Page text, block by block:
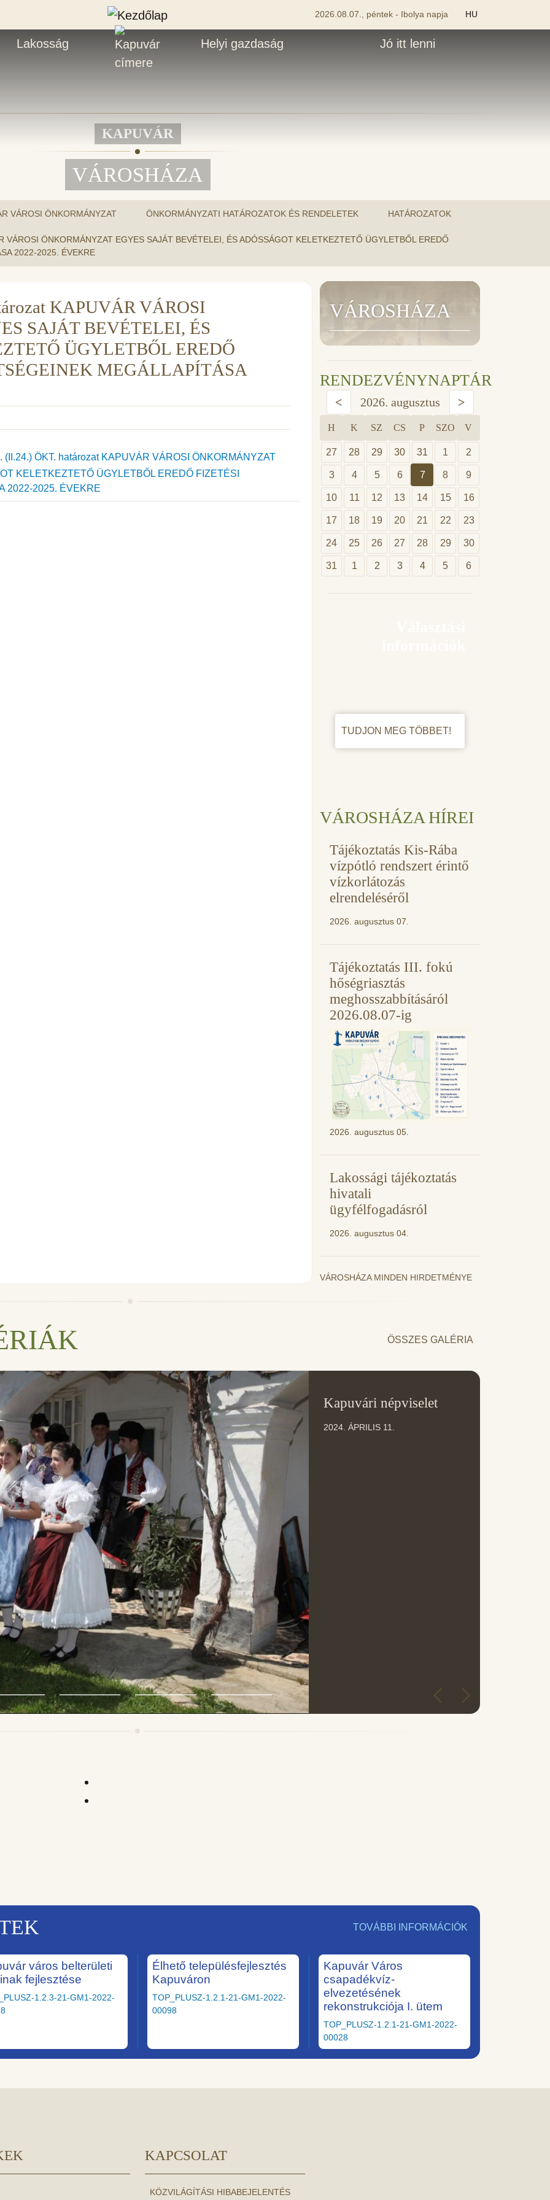
2026.08.07., péntek - Ibolya napja HU
Lakosság Helyi gazdaság Jó itt lenni
KAPUVÁR
VÁROSHÁZA
VÁROSI ÖNKORMÁNYZAT ÖNKORMÁNYZATI HATÁROZATOK ÉS RENDELETEK
HATÁROZATOK
VÁROSI ÖNKORMÁNYZAT EGYES SAJÁT BEVÉTELEI, ÉS ADÓSSÁGOT KELETKEZTETŐ ÜGYLETBŐL EREDŐ
2022-2025. ÉVEKRE
KAPUVÁR VÁROSI
SAJÁT BEVÉTELEI, ÉS
ÜGYLETBŐL EREDŐ
MEGÁLLAPÍTÁSA
(II.24.) ÖKT. határozat KAPUVÁR VÁROSI ÖNKORMÁNYZAT
KELETKEZTETŐ ÜGYLETBŐL EREDŐ FIZETÉSI
2022-2025. ÉVEKRE
VÁROSHÁZA
RENDEZVÉNYNAPTÁR
< 2026. augusztus >
H K SZ CS P SZO V
27 28 29 30 31 1 2
3 4 5 6 7 8 9
10 11 12 13 14 15 16
17 18 19 20 21 22 23
24 25 26 27 28 29 30
31 1 2 3 4 5 6
TUDJON MEG TÖBBET!
VÁROSHÁZA HÍREI
Tájékoztatás Kis-Rába
vízpótló rendszert érintő
vízkorlátozás
elrendeléséről
2026. augusztus 07.
Tájékoztatás III. fokú
hőségriasztás
meghosszabbításáról
2026.08.07-ig
2026. augusztus 05.
Lakossági tájékoztatás
hivatali
ügyfélfogadásról
2026. augusztus 04.
VÁROSHÁZA MINDEN HIRDETMÉNYE
ÖSSZES GALÉRIA
Kapuvári népviselet
2024. ÁPRILIS 11.
TOVÁBBI INFORMÁCIÓK
város belterületi
fejlesztése
1.2.3-21-GM1-2022-
Élhető településfejlesztés
Kapuváron
TOP_PLUSZ-1.2.1-21-GM1-2022-
00098
Kapuvár Város
csapadékvíz-
elvezetésének
rekonstrukciója I. ütem
TOP_PLUSZ-1.2.1-21-GM1-2022-
00028
KAPCSOLAT
KÖZVILÁGÍTÁSI HIBABEJELENTÉS